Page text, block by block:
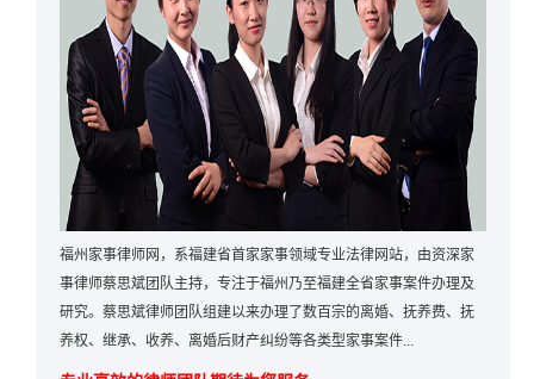
福州家事律师网，系福建省首家家事领域专业法律网站，由资深家
事律师蔡思斌团队主持，专注于福州乃至福建全省家事案件办理及
研究。蔡思斌律师团队组建以来办理了数百宗的离婚、抚养费、抚
养权、继承、收养、离婚后财产纠纷等各类型家事案件...